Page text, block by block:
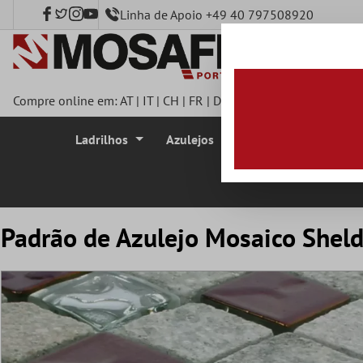
principal Linha de Apoio +49 40 797508920
Compre online em:AT| IT| CH | FR | DE
Ladrilhos Azulejos
Padrão de Azulejo Mosaico